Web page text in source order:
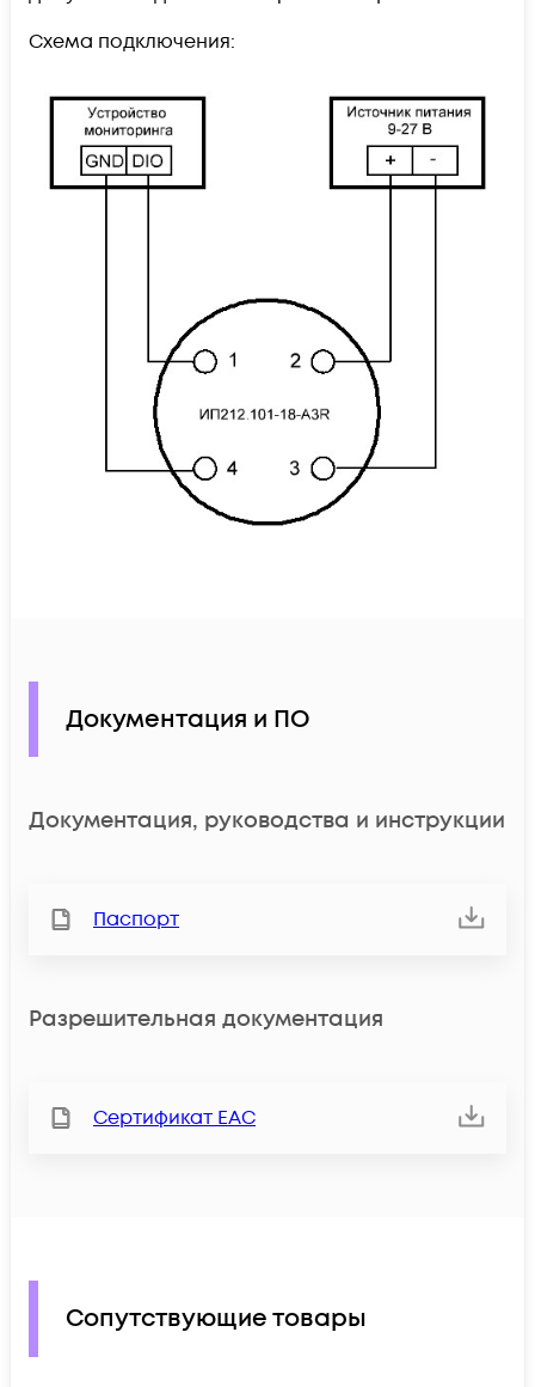
Схема подключения:
Документация и ПО
Документация, руководства и инструкции
Паспорт
Разрешительная документация
Сертификат ЕАС
Сопутствующие товары